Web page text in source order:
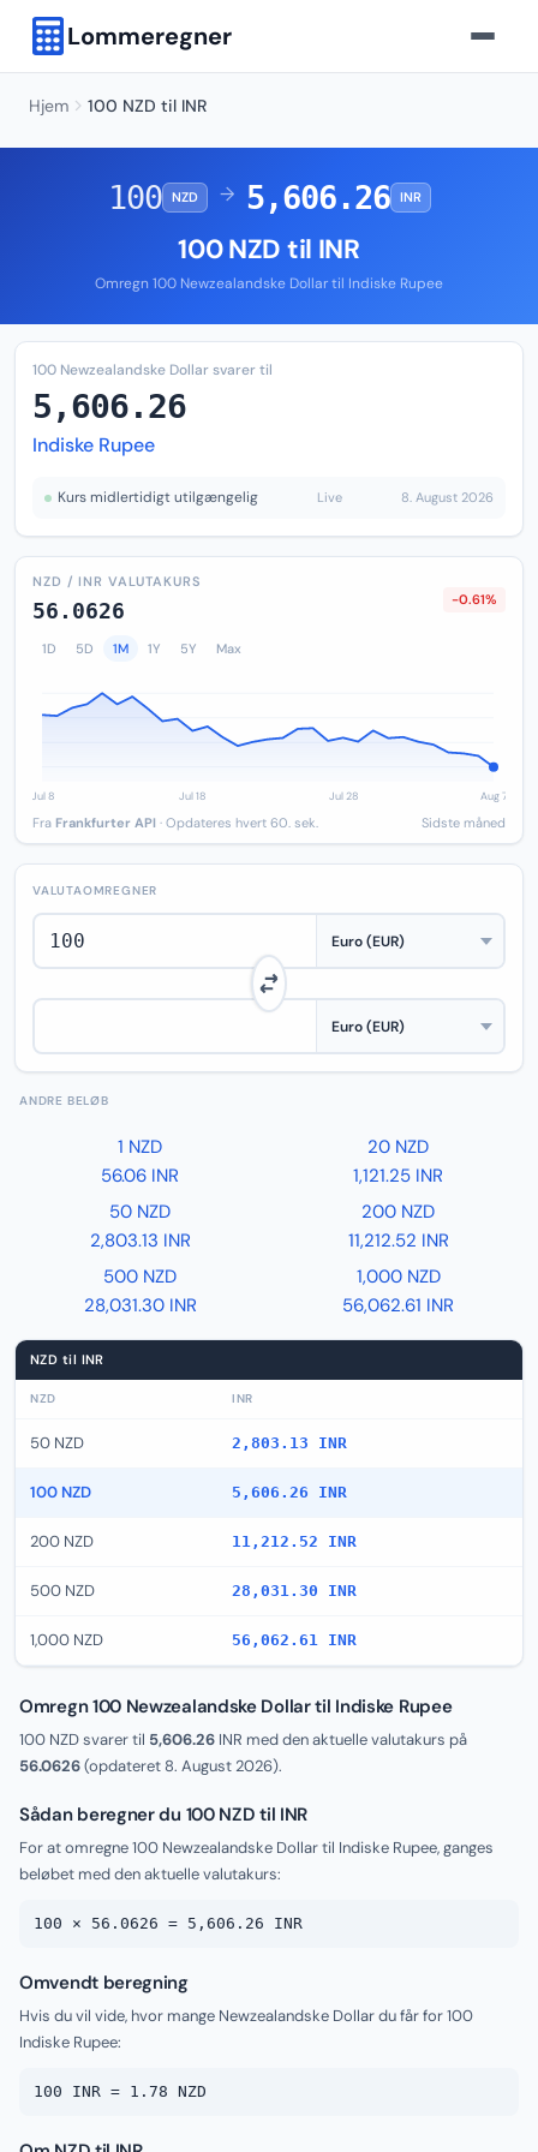
Lommeregner
Hjem 100 NZD til INR
100 NZD → 5,606.26 INR
100 NZD til INR
Omregn 100 Newzealandske Dollar til Indiske Rupee
100 Newzealandske Dollar svarer til
5,606.26
Indiske Rupee
Kurs midlertidigt utilgængelig Live 8. August 2026
NZD / INR VALUTAKURS
56.0626 -0.61%
1D 5D 1M 1Y 5Y Max
Fra Frankfurter API · Opdateres hvert 60. sek. Sidste måned
VALUTAOMREGNER
ANDRE BELØB
1 NZD
56.06 INR
20 NZD
1,121.25 INR
50 NZD
2,803.13 INR
200 NZD
11,212.52 INR
500 NZD
28,031.30 INR
1,000 NZD
56,062.61 INR
NZD til INR
NZD INR
50 NZD 2,803.13 INR
100 NZD 5,606.26 INR
200 NZD 11,212.52 INR
500 NZD 28,031.30 INR
1,000 NZD 56,062.61 INR
Omregn 100 Newzealandske Dollar til Indiske Rupee
100 NZD svarer til 5,606.26 INR med den aktuelle valutakurs på
56.0626(opdateret 8. August 2026).
Sådan beregner du 100 NZD til INR
For at omregne 100 Newzealandske Dollar til Indiske Rupee, ganges
beløbet med den aktuelle valutakurs:
100 × 56.0626 = 5,606.26 INR
Omvendt beregning
Hvis du vil vide, hvor mange Newzealandske Dollar du får for 100
Indiske Rupee:
100 INR = 1.78 NZD